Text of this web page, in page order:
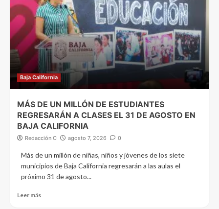
Baja California
MÁS DE UN MILLÓN DE ESTUDIANTES
REGRESARÁN A CLASES EL 31 DE AGOSTO EN
BAJA CALIFORNIA
Redacción C agosto 7, 2026 0
Más de un millón de niñas, niños y jóvenes de los siete
municipios de Baja California regresarán a las aulas el
próximo 31 de agosto...
Leer más